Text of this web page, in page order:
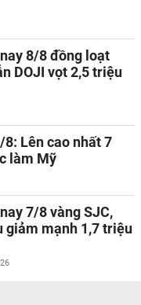
8/8 đồng loạt
DOJI vọt 2,5 triệu
Lên cao nhất 7
làm Mỹ
7/8 vàng SJC,
giảm mạnh 1,7 triệu